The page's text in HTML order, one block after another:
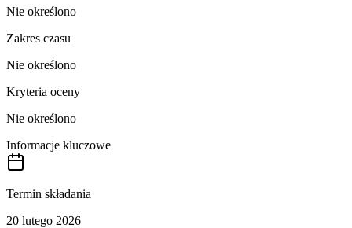
Nie określono
Zakres czasu
Nie określono
Kryteria oceny
Nie określono
Informacje kluczowe
Termin składania
20 lutego 2026